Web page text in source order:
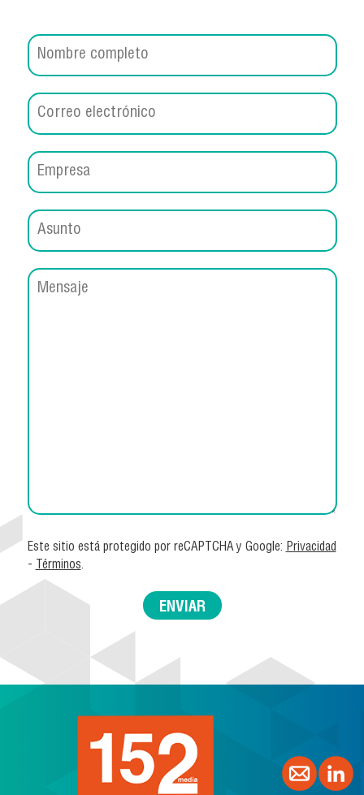
Este sitio está protegido por reCAPTCHA y Google: Privacidad
- Términos.